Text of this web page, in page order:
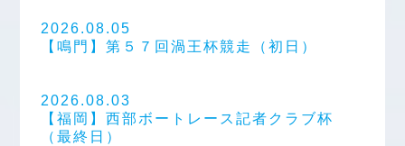
2026.08.05
【鳴門】第５７回渦王杯競走（初日）
2026.08.03
【福岡】西部ボートレース記者クラブ杯
（最終日）